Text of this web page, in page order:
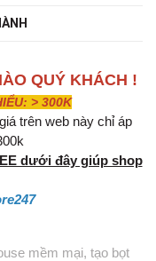
QUÝ KHÁCH !
> 300K
trên web này chỉ áp
dưới đây giúp shop
mềm mại, tạo bọt